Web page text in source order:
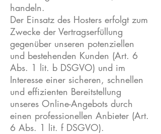
handeln.
Der Einsatz des Hosters erfolgt zum
Zwecke der Vertragserfüllung
gegenüber unseren potenziellen
und bestehenden Kunden (Art. 6
Abs. 1 lit. b DSGVO) und im
Interesse einer sicheren, schnellen
und effizienten Bereitstellung
unseres Online-Angebots durch
einen professionellen Anbieter (Art.
6 Abs. 1 lit. f DSGVO).